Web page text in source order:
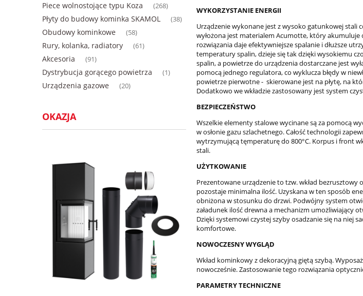
Piece wolnostojące typu Koza (268)
Płyty do budowy kominka SKAMOL (38)
Obudowy kominkowe (58)
Rury, kolanka, radiatory (61)
Akcesoria (91)
Dystrybucja gorącego powietrza (1)
Urządzenia gazowe (20)
OKAZJA
WYKORZYSTANIE ENERGII
Urządzenie wykonane jest z wysoko gatunkowej stali
wyłożona jest materialem Acumotte, który akumuluje
rozwiązania daje efektywniejsze spalanie i dłuższe
temperatury spalin, dzieje się tak dzięki wysokiemu
spalin, a powietrze do urządzenia dostarczane jest
pomocą jednego regulatora, co wyklucza błędy w
powietrze pierwotne - skierowane jest na płytę, na
Dodatkowo we wkładzie zastosowany jest system
BEZPIECZEŃSTWO
Wszelkie elementy stalowe wycinane są za pomocą
w osłonie gazu szlachetnego. Całość technologii
wytrzymującą tęmperaturę do 800°C. Korpus i front
stali.
UŻYTKOWANIE
Prezentowane urządzenie to tzw. wkład bezrusztowy
pozostaje minimalna ilość. Uzyskana w ten sposób
obniżona w stosunku do drzwi. Podwójny system
załadunek ilość drewna a mechanizm umożliwiający
Dzięki systemowi czystej szyby osadzanie się na niej
komfortowe.
NOWOCZESNY WYGLĄD
Wkład kominkowy z dekoracyjną giętą szybą.
nowocześnie. Zastosowanie tego rozwiązania
PARAMETRY TECHNICZNE